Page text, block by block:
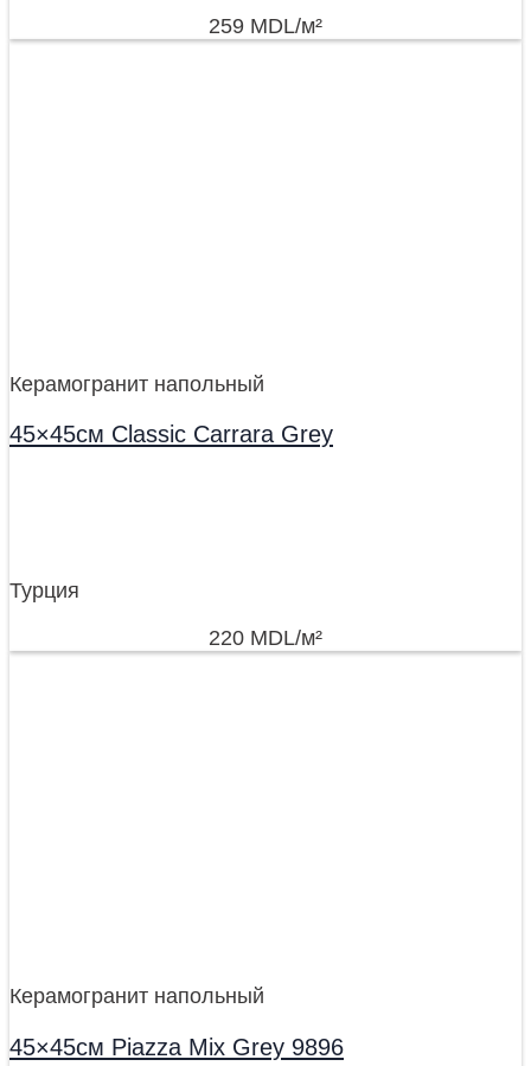
259 MDL/м²
Керамогранит напольный
45×45см Classic Carrara Grey
Турция
220 MDL/м²
Керамогранит напольный
45×45см Piazza Mix Grey 9896